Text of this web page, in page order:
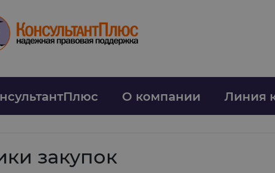
О компании Линия
закупок